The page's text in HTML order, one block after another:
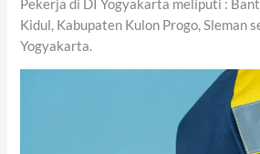
Pekerja di DI Yogyakarta meliputi :
Kidul, Kabupaten Kulon Progo, Sleman
Yogyakarta.